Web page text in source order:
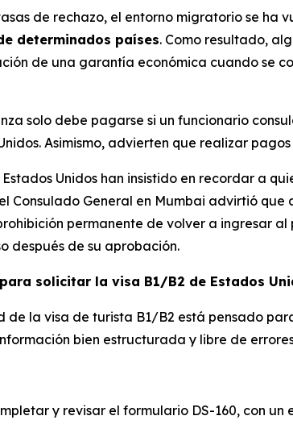
de rechazo, el entorno migratorio se ha
determinados países. Como resultado,
de una garantía económica cuando se
solo debe pagarse si un funcionario
Asimismo, advierten que realizar
Unidos han insistido en recordar a
Consulado General en Mumbai advirtió
permanente de volver a ingresar
después de su aprobación.
solicitar la visa B1/B2 de Estados
de la visa de turista B1/B2 está pensado
bien estructurada y libre de
y revisar el formulario DS-160, con